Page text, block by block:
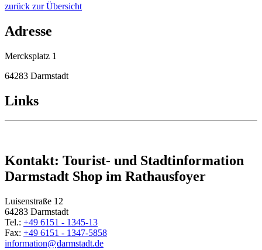
zurück zur Übersicht
Adresse
Mercksplatz 1
64283 Darmstadt
Links
Kontakt: Tourist- und Stadtinformation
Darmstadt Shop im Rathausfoyer
Luisenstraße 12
64283 Darmstadt
Tel.: +49 6151 - 1345-13
Fax: +49 6151 - 1347-5858
information@darmstadt.de